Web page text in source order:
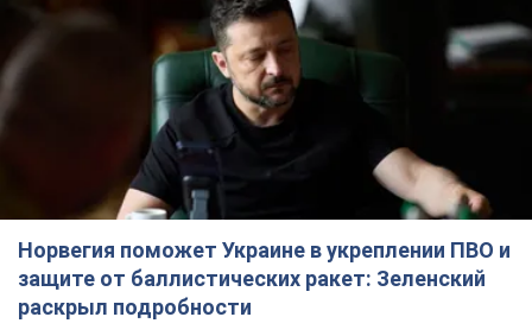
Норвегия поможет Украине в укреплении ПВО и
защите от баллистических ракет: Зеленский
раскрыл подробности